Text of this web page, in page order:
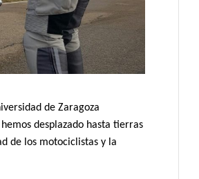
de Zaragoza
desplazado hasta tierras
de los motociclistas y la